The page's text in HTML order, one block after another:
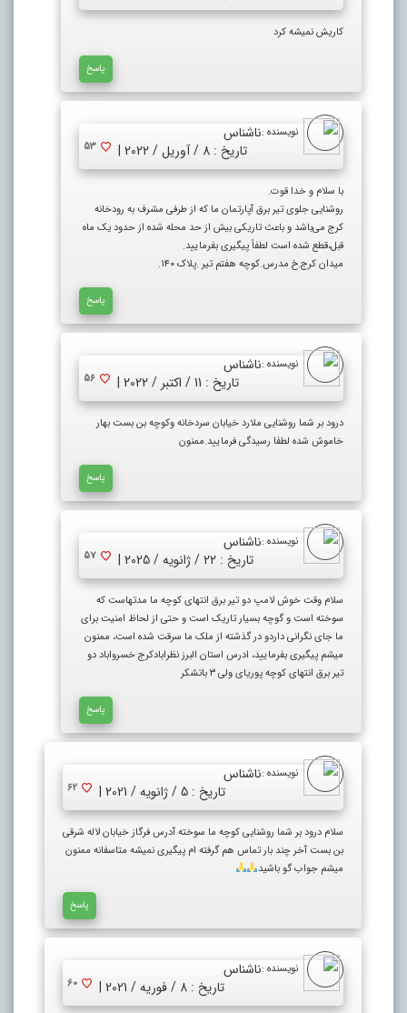
کاریش نمیشه کرد
پاسخ
نویسنده :ناشناس
تاریخ : 8 / آوریل / 2022 |
53
با سلام و خدا قوت.
روشنایی جلوی تیر برق آپارتمان ما که از طرفی مشرف به رودخانه
کرج می‌باشد و باعث تاریکی بیش از حد محله شده از حدود یک ماه
قبل،قطع شده است لطفاً پیگیری بفرمایید.
میدان کرج.خ مدرس.کوچه هفتم تیر .پلاک ۱۴۰.
پاسخ
نویسنده :ناشناس
تاریخ : 11 / اکتبر / 2022 |
56
درود بر شما روشنایی ملارد خیابان سردخانه وکوچه بن بست بهار
خاموش شده لطفا رسیدگی فرمایید.ممنون
پاسخ
نویسنده :ناشناس
تاریخ : 22 / ژانویه / 2025 |
57
سلام وقت خوش لامپ دو تیر برق انتهای کوچه ما مدتهاست که
سوخته است و گوچه بسیار تاریک است و حتی از لحاظ امنیت برای
ما جای نگرانی داردو در گذشته از ملک ما سرقت شده است، ممنون
میشم پیگیری بفرمایید، ادرس استان البرز نظرابادکرج خسرواباد دو
تیر برق انتهای کوچه پوریای ولی ۳ باتشکر
پاسخ
نویسنده :ناشناس
تاریخ : 5 / ژانویه / 2021 |
62
سلام درود بر شما روشنایی کوچه ما سوخته آدرس فرگاز خیابان لاله شرقی
بن بست آخر چند بار تماس هم گرفته ام پیگیری نمیشه متاسفانه ممنون
میشم جواب گو باشید
پاسخ
نویسنده :ناشناس
تاریخ : 8 / فوریه / 2021 |
60